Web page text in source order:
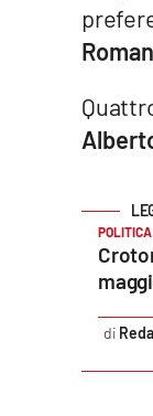
Vibo Valentia
Reggio Calabria
POLITICA